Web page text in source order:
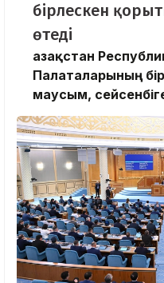
бірлескен
өтеді
Қазақстан
Палаталарының
маусым,